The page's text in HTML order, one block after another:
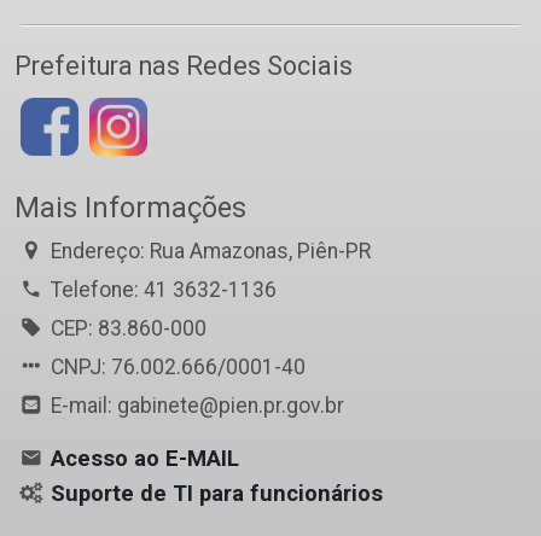
Prefeitura nas Redes Sociais
Mais Informações
Endereço: Rua Amazonas, Piên-PR
Telefone: 41 3632-1136
CEP: 83.860-000
CNPJ: 76.002.666/0001-40
E-mail: gabinete@pien.pr.gov.br
Acesso ao E-MAIL
Suporte de TI para funcionários